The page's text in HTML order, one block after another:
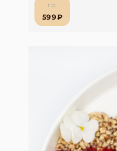
гр.
599₽